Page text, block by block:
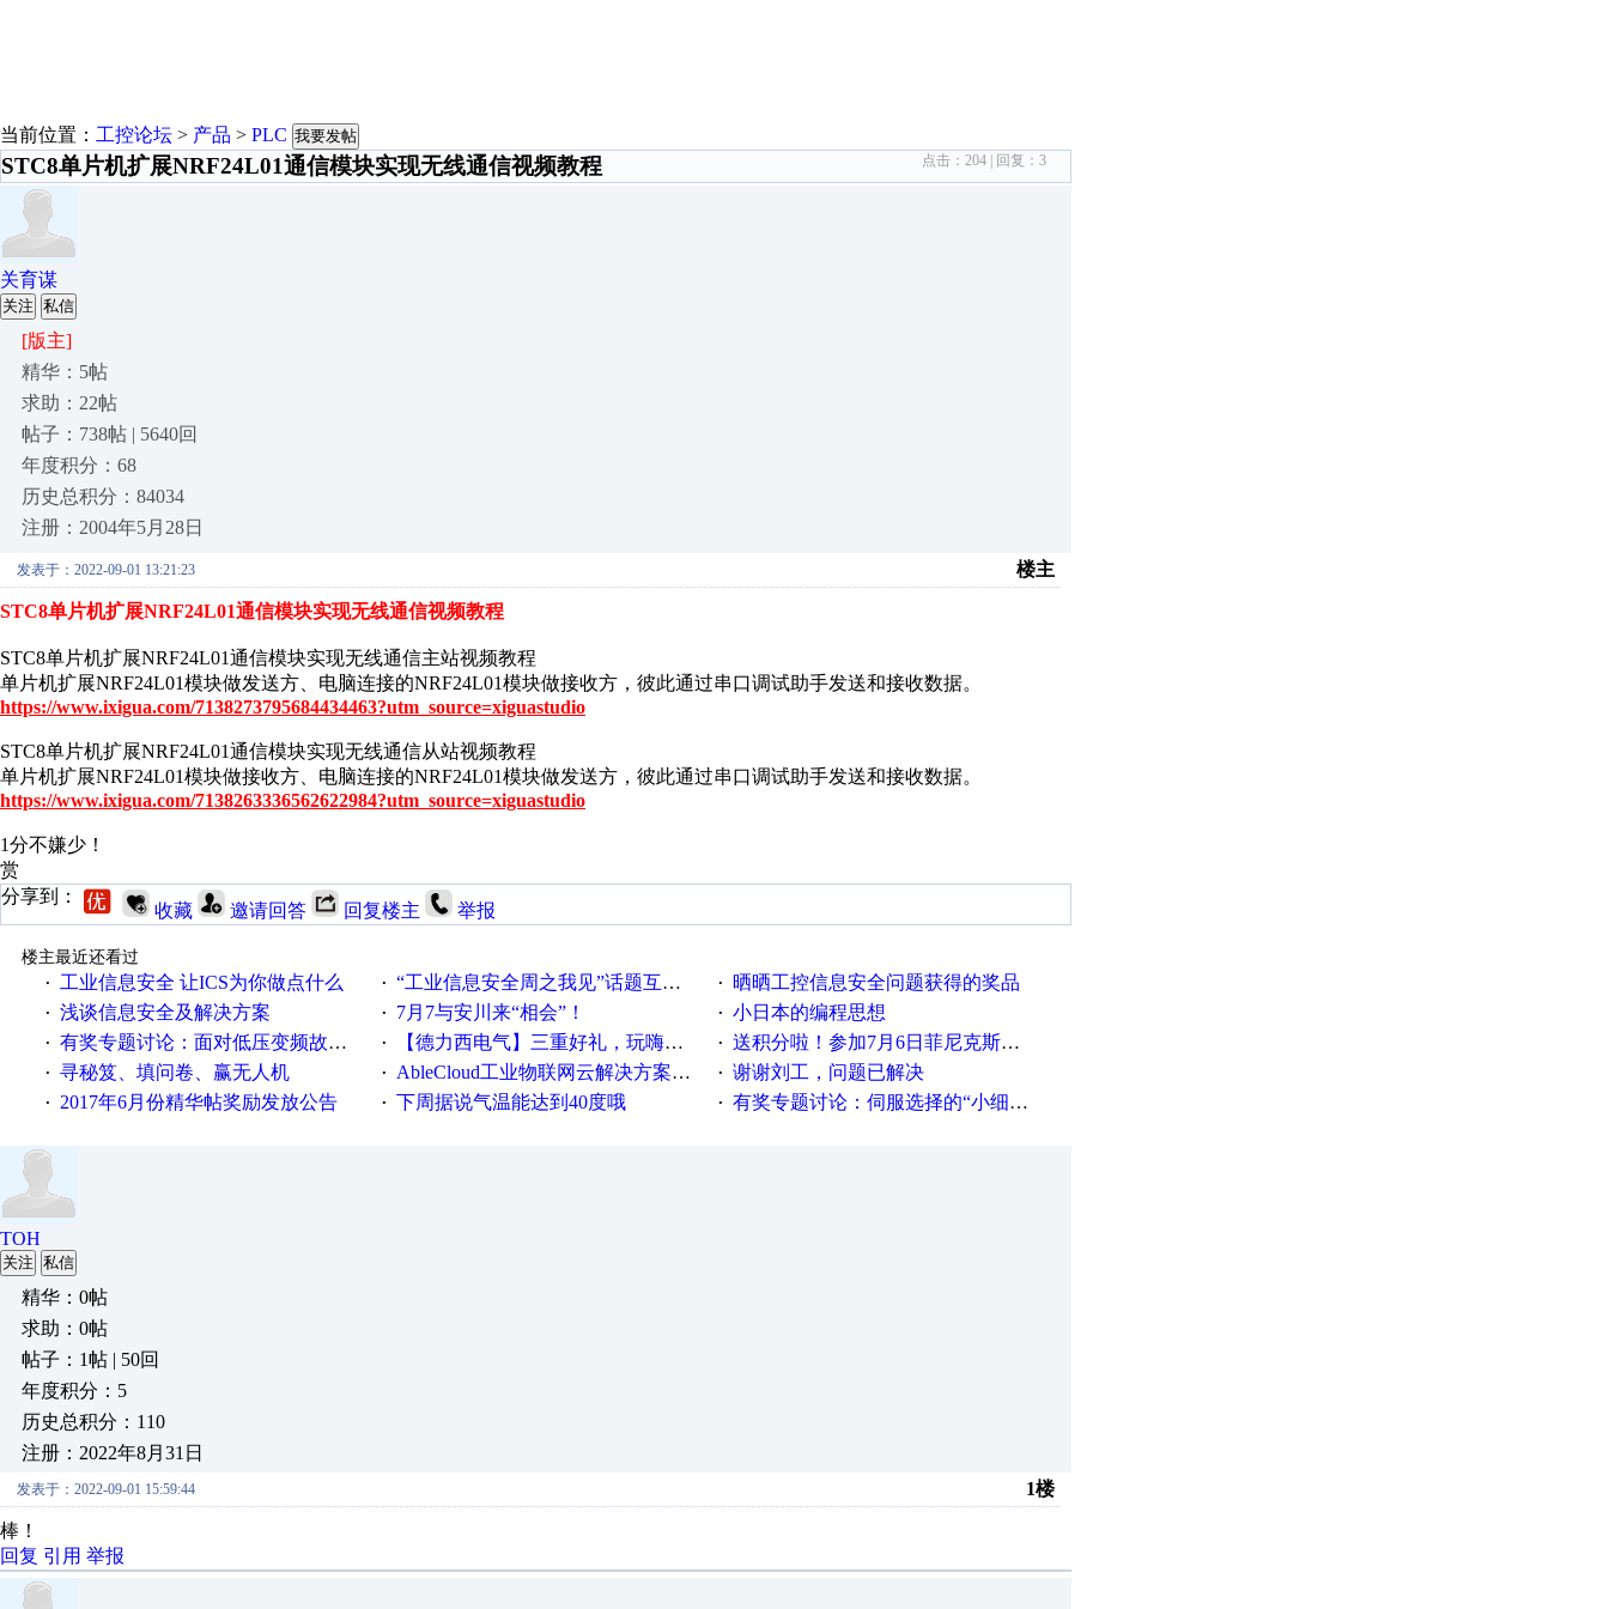
当前位置： 工控论坛 > 产品 > PLC 我要发帖
STC8单片机扩展NRF24L01通信模块实现无线通信视频教程 点击： 204 | 回复： 3
关育谋
关注 私信
[版主]
精华：5帖
求助：22帖
帖子：738帖 | 5640回
年度积分：68
历史总积分：84034
注册：2004年5月28日
发表于：2022-09-01 13:21:23 楼主
STC8单片机扩展NRF24L01通信模块实现无线通信视频教程
STC8单片机扩展NRF24L01通信模块实现无线通信主站视频教程
单片机扩展NRF24L01模块做发送方、电脑连接的NRF24L01模块做接收方，彼此通过串口调试助手发送和接收数据。
https://www.ixigua.com/7138273795684434463?utm_source=xiguastudio
STC8单片机扩展NRF24L01通信模块实现无线通信从站视频教程
单片机扩展NRF24L01模块做接收方、电脑连接的NRF24L01模块做发送方，彼此通过串口调试助手发送和接收数据。
https://www.ixigua.com/7138263336562622984?utm_source=xiguastudio
1分不嫌少！
赏
分享到：
收藏 邀请回答 回复楼主 举报
楼主最近还看过
·
工业信息安全 让ICS为你做点什么 · “工业信息安全周之我见”话题互动获奖名单发布公告 · 晒晒工控信息安全问题获得的奖品
· 浅谈信息安全及解决方案 · 7月7与安川来“相会”！ · 小日本的编程思想
· 有奖专题讨论：面对低压变频故障，老手是这样解决的！ · 【德力西电气】三重好礼，玩嗨夏日！ · 送积分啦！参加7月6日菲尼克斯在线研讨会即得
· 寻秘笈、填问卷、赢无人机 · AbleCloud工业物联网云解决方案实践及应用 · 谢谢刘工，问题已解决
· 2017年6月份精华帖奖励发放公告 · 下周据说气温能达到40度哦 · 有奖专题讨论：伺服选择的“小细节大学问”奖励公告
TOH
关注 私信
精华：0帖
求助：0帖
帖子：1帖 | 50回
年度积分：5
历史总积分：110
注册：2022年8月31日
发表于：2022-09-01 15:59:44 1楼
棒！
回复 引用 举报